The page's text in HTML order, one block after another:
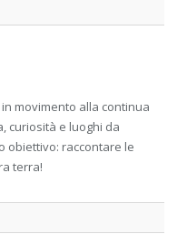
movimento alla continua
curiosità e luoghi da
obiettivo: raccontare le
terra!